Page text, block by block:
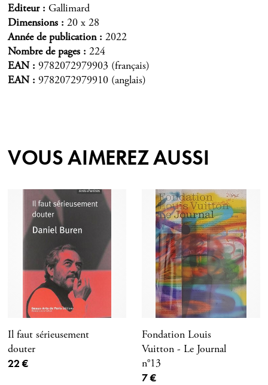
Editeur
Gallimard
Dimensions
20 x 28
Année de publication
2022
Nombre de pages
224
EAN
9782072979903 (français)
EAN
9782072979910 (anglais)
VOUS AIMEREZ AUSSI
Il faut sérieusement
douter
Prix ​​actuel
22 €
Fondation Louis
Vuitton - Le Journal
n°13
Prix ​​actuel
7 €